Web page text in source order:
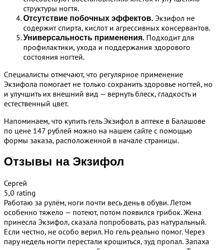
структуры ногтя.
Отсутствие побочных эффектов. Экзифол не
содержит спирта, кислот и агрессивных консервантов.
Универсальность применения. Подходит для
профилактики, ухода и поддержания здорового
состояния ногтей.
Специалисты отмечают, что регулярное применение
Экзифола помогает не только сохранить здоровье ногтей, но
и улучшить их внешний вид — вернуть блеск, гладкость и
естественный цвет.
Напоминаем, что купить гель Экзифол в аптеке в Балашове
по цене 147 рублей можно на нашем сайте с помощью
формы заказа, расположенной в начале страницы.
Отзывы на Экзифол
Сергей
5,0 rating
Работаю за рулём, ноги почти весь день в обуви. Летом
особенно тяжело — потеют, потом появился грибок. Жена
принесла Экзифол, сказала попробовать, раз натуральный.
Если честно, не особо верил. Но гель реально помог. Через
пару недель ногти перестали крошиться, зуд пропал. Запаха